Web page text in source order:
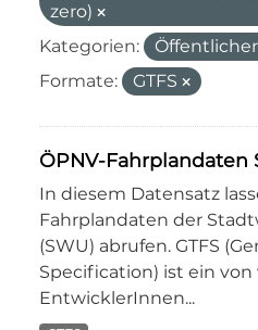
zero)
Kategorien:
Formate:
GTFS
ÖPNV-Fahrplandaten
In diesem Datensatz
Fahrplandaten der
(SWU) abrufen. GTFS
Specification) ist ein von
EntwicklerInnen...